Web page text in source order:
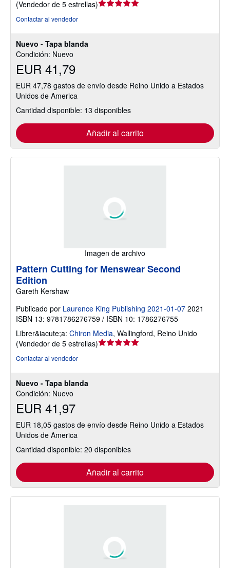
Nuevo - Tapa blanda
Condición: Nuevo
EUR 41,79
EUR 47,78 gastos de envío desde Reino Unido a Estados
Unidos de America
Cantidad disponible: 13 disponibles
Añadir al carrito
(Vendedor de 5 estrellas)Calificación
Contactar al vendedor
Imagen de archivo
Nuevo - Tapa blanda
Condición: Nuevo
EUR 41,97
EUR 18,05 gastos de envío desde Reino Unido a Estados
Unidos de America
Cantidad disponible: 20 disponibles
Añadir al carrito
Pattern Cutting for Menswear Second
Edition
Gareth Kershaw
Publicado por Laurence King Publishing 2021-01-07 2021
ISBN 13: 9781786276759 / ISBN 10: 1786276755
Librer&iacute;a: Chiron Media, Wallingford, Reino Unido
(Vendedor de 5 estrellas)Calificación
Contactar al vendedor